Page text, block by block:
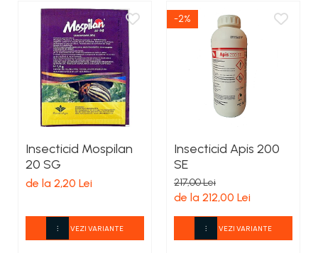
Insecticid Mospilan
20 SG
de la 2,20 Lei
VEZI VARIANTE
-2%
Insecticid Apis 200
SE
217,00 Lei
de la 212,00 Lei
VEZI VARIANTE